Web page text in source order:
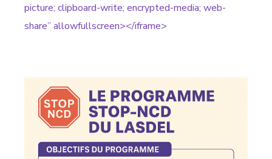
picture; clipboard-write; encrypted-media; web-
share” allowfullscreen></iframe>